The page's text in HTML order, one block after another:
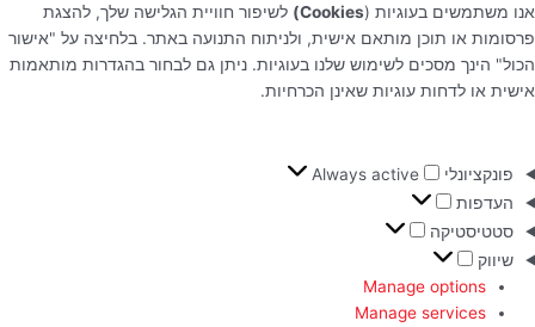
אנו משתמשים בעוגיות (Cookies)
לשיפור חוויית הגלישה שלך, להצגת
פרסומות או תוכן מותאם אישית, ולניתוח התנועה באתר. בלחיצה על "אישור
הכול" הינך מסכים לשימוש שלנו בעוגיות. ניתן גם לבחור בהגדרות מותאמות
אישית או לדחות עוגיות שאינן הכרחיות.
פונקציונלי
Always active
העדפות
סטטיסטיקה
שיווק
Manage options
Manage services